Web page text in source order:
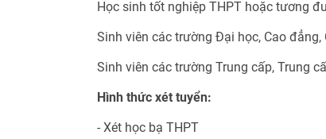
Học sinh tốt nghiệp THPT hoặc tương
Sinh viên các trường Đại học, Cao
Sinh viên các trường Trung cấp, Trung
Hình thức xét tuyển:
- Xét học bạ THPT